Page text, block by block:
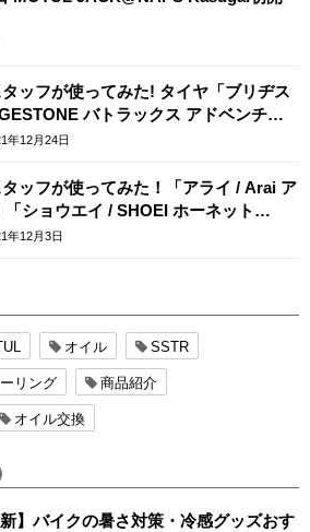
ッフが使ってみた! タイヤ「ブリヂス
バトラックス アドベンチャ
シュラン / MICHELIN アナキーアドベ
年12月24日
ッフが使ってみた！「アライ / Arai ア
「ショウエイ / SHOEI ホーネット
年12月3日
オイル SSTR
リング 商品紹介
オイル交換
新】バイクの暑さ対策・冷感グッズおす